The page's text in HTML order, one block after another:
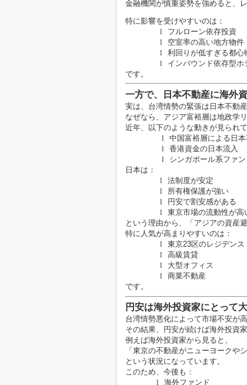
金融機関が慎重姿勢を強めると、
特に影響を受けやすいのは：
l
フルローン依存投資
l
空室率の高い地方物件
l
利回りが低すぎる都心
l
インバウンド依存型ホ
です。
一方で、日本不動産に海外
実は、台湾情勢の緊張は日本不動
なぜなら、アジア富裕層は地政学
近年、以下のような動きが見られて
l 中国富裕層による日
l 香港資金の日本流入
l
シンガポール系ファ
日本は：
l
法制度が安定
l
所有権保護が強い
l
円安で割安感がある
l
東京市場の流動性が高
という理由から、「アジアの資産
特に人気が高まりやすいのは：
l
東京23区のレジデンス
l
高級賃貸
l
大型オフィス
l
商業不動産
です。
円安は海外投資家にとって
台湾情勢悪化によって市場不安が
その結果、円安が続けば海外投資
例えば海外投資家から見ると、
「東京の不動産がニューヨークや
という状況になっています。
このため、今後も：
l
海外ファンド